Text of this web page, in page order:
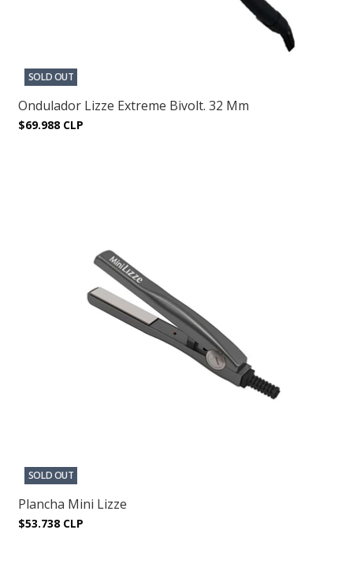
SOLD OUT
Ondulador Lizze Extreme Bivolt. 32 Mm
$69.988 CLP
SOLD OUT
Plancha Mini Lizze
$53.738 CLP